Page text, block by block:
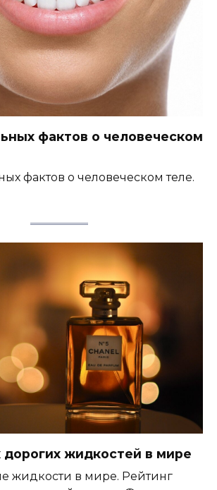
фактов о человеческом
фактов о человеческом теле.
жидкостей в мире
жидкости в мире. Рейтинг